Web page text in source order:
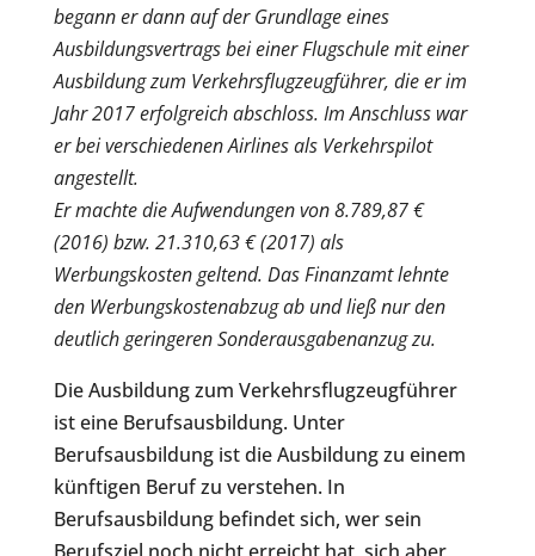
begann er dann auf der Grundlage eines
Ausbildungsvertrags bei einer Flugschule mit einer
Ausbildung zum Verkehrsflugzeugführer, die er im
Jahr 2017 erfolgreich abschloss. Im Anschluss war
er bei verschiedenen Airlines als Verkehrspilot
angestellt.
Er machte die Aufwendungen von 8.789,87 €
(2016) bzw. 21.310,63 € (2017) als
Werbungskosten geltend. Das Finanzamt lehnte
den Werbungskostenabzug ab und ließ nur den
deutlich geringeren Sonderausgabenanzug zu.
Die Ausbildung zum Verkehrsflugzeugführer
ist eine Berufsausbildung. Unter
Berufsausbildung ist die Ausbildung zu einem
künftigen Beruf zu verstehen. In
Berufsausbildung befindet sich, wer sein